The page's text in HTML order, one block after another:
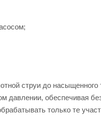
струи до
давлении, обеспечивая
только те